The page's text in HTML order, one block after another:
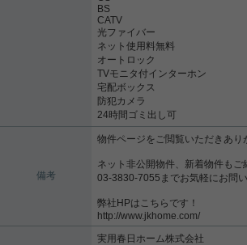
BS
CATV
光ファイバー
ネット使用料無料
オートロック
TVモニタ付インターホン
宅配ボックス
防犯カメラ
24時間ゴミ出し可
備考
物件ページをご閲覧いただきあり
ネット非公開物件、新着物件もご
03-3830-7055までお気軽にお問
弊社HPはこちらです！
http://www.jkhome.com/
実用春日ホーム株式会社